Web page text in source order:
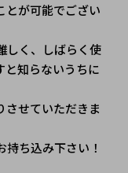
とが可能でござい
しく、しばらく使
と知らないうちに
させていただきま
ち込み下さい！